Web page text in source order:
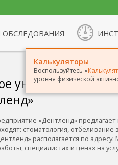
ОБСЛЕДОВАНИЯ
Калькуляторы
Воспользуйтесь «
уровня физической
унитарное
«Дентленд»
стоматология,
располагается по адресу:
специалистах и ценах на